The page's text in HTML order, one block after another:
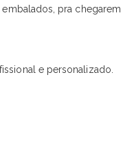
pra
e personalizado.